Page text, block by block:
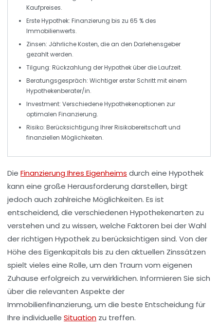
Kaufpreises.
Erste Hypothek: Finanzierung bis zu 65 % des
Immobilienwerts.
Zinsen: Jährliche Kosten, die an den Darlehensgeber
gezahlt werden.
Tilgung: Rückzahlung der Hypothek über die Laufzeit.
Beratungsgespräch: Wichtiger erster Schritt mit einem
Hypothekenberater/in.
Investment: Verschiedene Hypothekenoptionen zur
optimalen Finanzierung.
Risiko: Berücksichtigung IhrerRisikobereitschaftund
finanziellen Möglichkeiten.
Die Finanzierung Ihres Eigenheims durch eine Hypothek
kann eine große Herausforderung darstellen, birgt
jedoch auch zahlreiche Möglichkeiten. Es ist
entscheidend, die verschiedenen Hypothekenarten zu
verstehen und zu wissen, welche Faktoren bei der Wahl
der richtigen Hypothek zu berücksichtigen sind. Von der
Höhe des Eigenkapitals bis zu den aktuellen Zinssätzen
spielt vieles eine Rolle, um den Traum vom eigenen
Zuhause erfolgreich zu verwirklichen. Informieren Sie sich
über die relevanten Aspekte der
Immobilienfinanzierung, um die beste Entscheidung für
Ihre individuelle Situation zu treffen.